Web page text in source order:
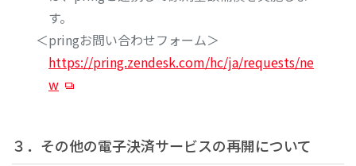
す。
＜pringお問い合わせフォーム＞
https://pring.zendesk.com/hc/ja/requests/ne
w
３．その他の電子決済サービスの再開について